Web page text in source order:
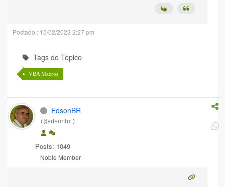
Postado : 15/02/2023 2:27 pm
Tags do Tópico
VBA Macros
EdsonBR
(@edsonbr)
Posts: 1049
Noble Member